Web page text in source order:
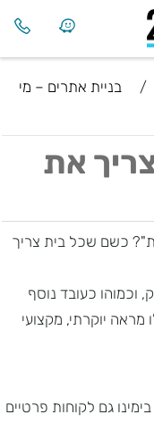
/
בניית אתרים – מי
את
כשם שכל בית צריך
כעובד נוסף
יוקרתי, מקצועי
גם לקוחות פרטיים